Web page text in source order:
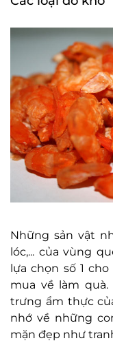
Những sản vật
lóc,... của vùng
lựa chọn số 1
mua về làm
trưng ẩm thực
nhớ về những
mặn đẹp như